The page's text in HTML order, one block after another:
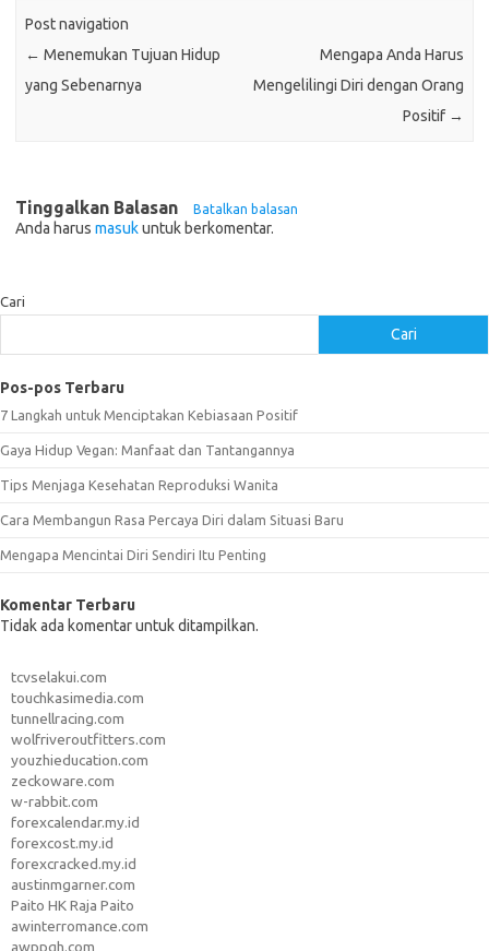
Post navigation
← Menemukan Tujuan Hidup
yang Sebenarnya
Mengapa Anda Harus
Mengelilingi Diri dengan Orang
Positif →
Tinggalkan Balasan Batalkan balasan
Anda harus masukuntuk berkomentar.
Cari
Cari
Pos-pos Terbaru
7 Langkah untuk Menciptakan Kebiasaan Positif
Gaya Hidup Vegan: Manfaat dan Tantangannya
Tips Menjaga Kesehatan Reproduksi Wanita
Cara Membangun Rasa Percaya Diri dalam Situasi Baru
Mengapa Mencintai Diri Sendiri Itu Penting
Komentar Terbaru
Tidak ada komentar untuk ditampilkan.
tcvselakui.com
touchkasimedia.com
tunnellracing.com
wolfriveroutfitters.com
youzhieducation.com
zeckoware.com
w-rabbit.com
forexcalendar.my.id
forexcost.my.id
forexcracked.my.id
austinmgarner.com
Paito HK Raja Paito
awinterromance.com
awppgh.com